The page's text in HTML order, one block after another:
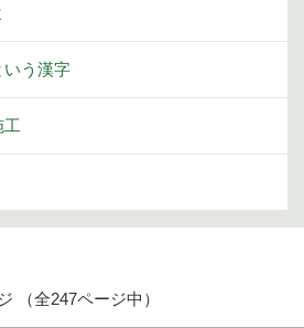
いう漢字
工
（全247ページ中）